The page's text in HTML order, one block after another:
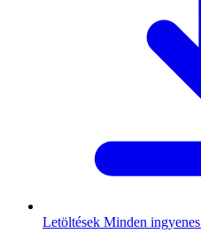
Letöltések Minden